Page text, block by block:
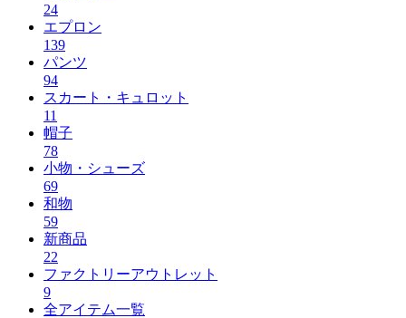
24
エプロン
139
パンツ
94
スカート・キュロット
11
帽子
78
小物・シューズ
69
和物
59
新商品
22
ファクトリーアウトレット
9
全アイテム一覧